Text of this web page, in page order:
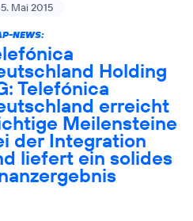
Mai 2015
NEWS:
Holding
Telefónica
erreicht
Meilensteine
der Integration
liefert ein solides